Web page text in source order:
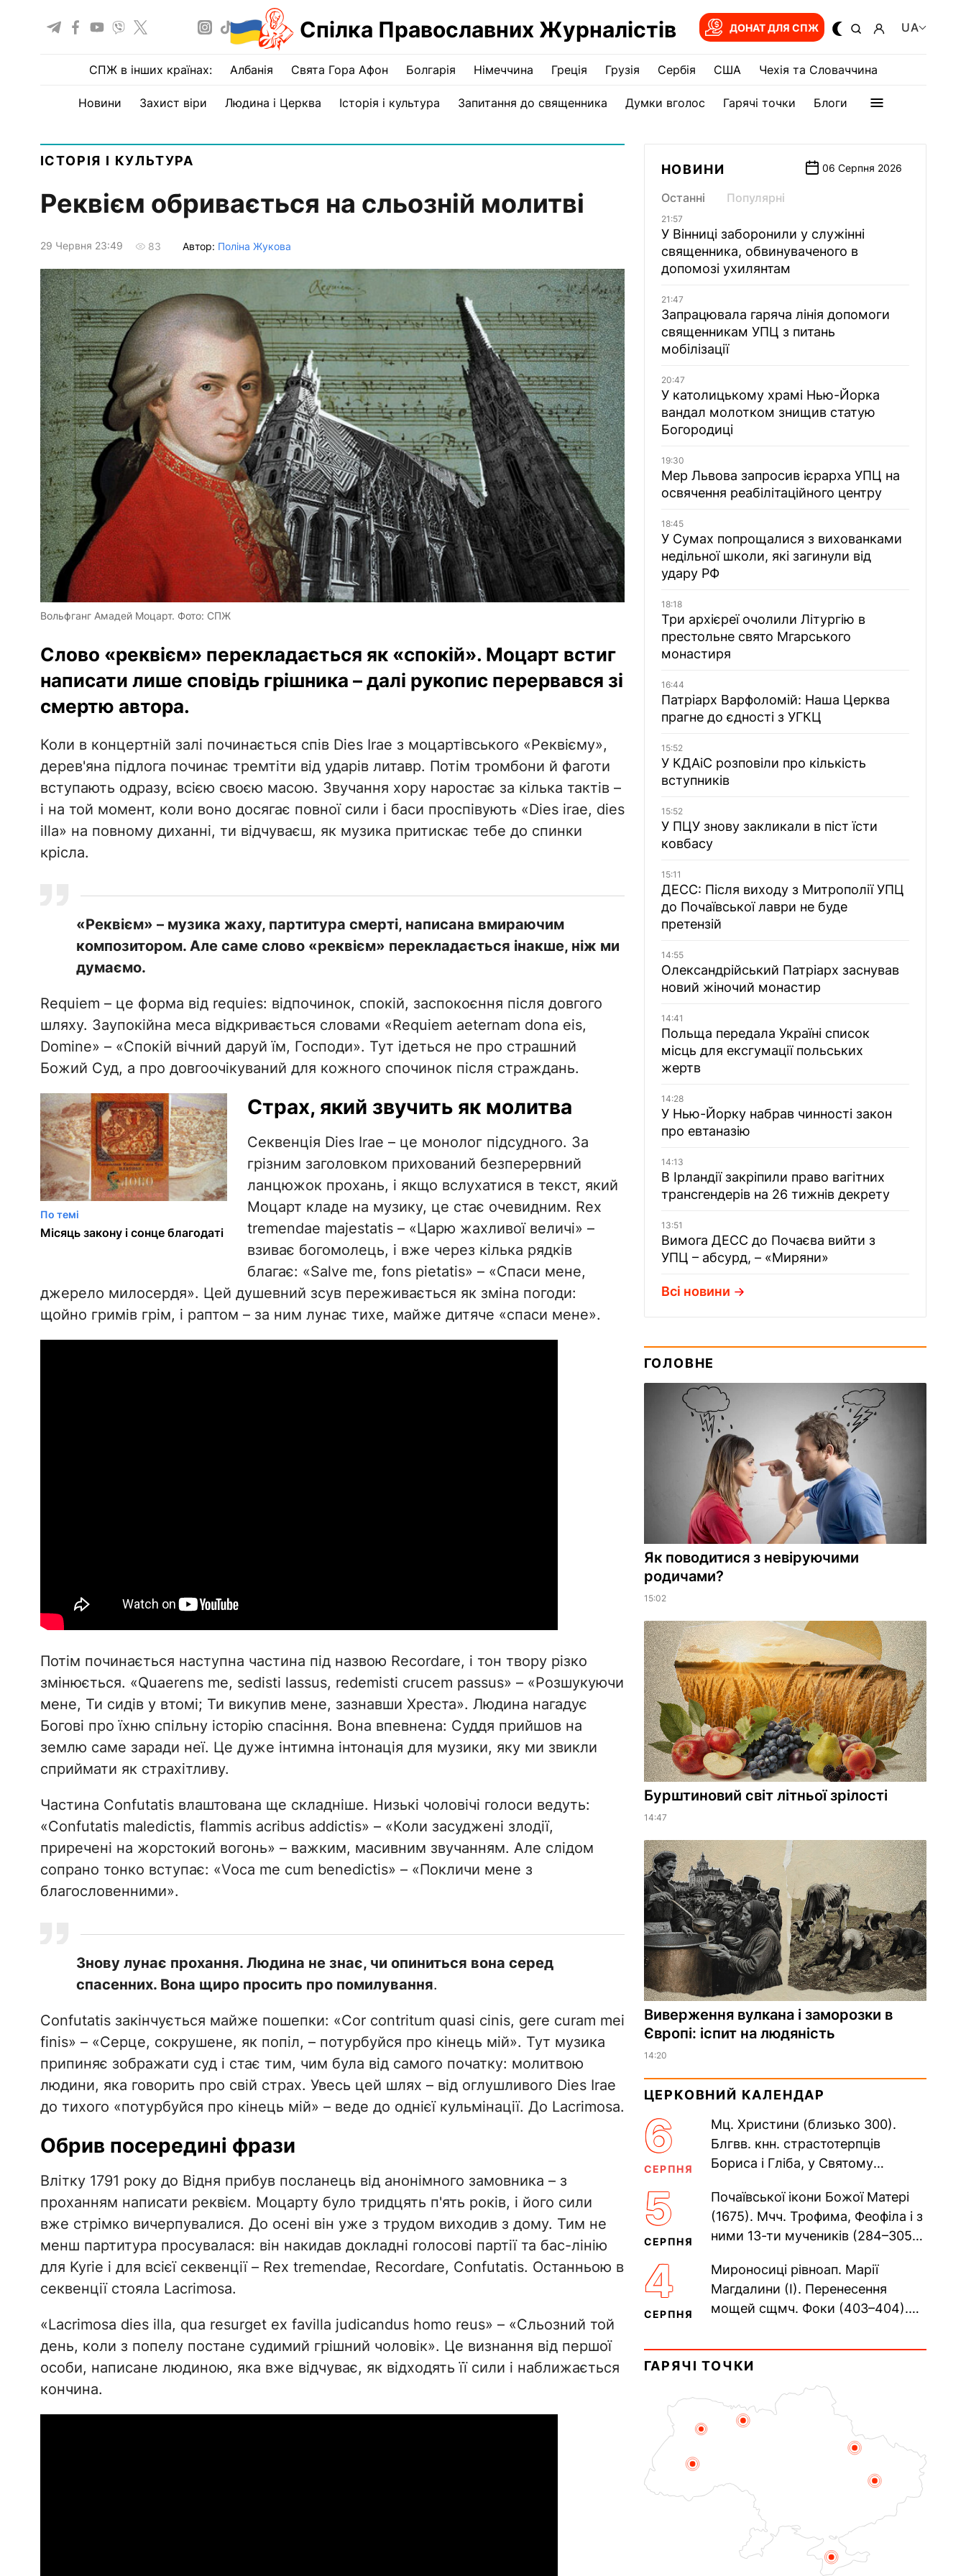
Спілка Православних Журналістів ДОНАТ ДЛЯ СПЖ UA
СПЖ в інших країнах: Албанія Свята Гора Афон Болгарія Німеччина Греція Грузія Сербія США Чехія та Словаччина
Новини Захист віри Людина і Церква Історія і культура Запитання до священника Думки вголос Гарячі точки Блоги
ІСТОРІЯ І КУЛЬТУРА
Реквієм обривається на сльозній молитві
29 Червня 23:49 83 Автор: Поліна Жукова
Вольфганг Амадей Моцарт. Фото: СПЖ
Слово «реквієм» перекладається як «спокій». Моцарт встиг
написати лише сповідь грішника – далі рукопис перервався зі
смертю автора.
Коли в концертній залі починається спів Dies Irae з моцартівського «Реквієму»,
дерев'яна підлога починає тремтіти від ударів литавр. Потім тромбони й фаготи
вступають одразу, всією своєю масою. Звучання хору наростає за кілька тактів –
і на той момент, коли воно досягає повної сили і баси проспівують «Dies irae, dies
illa» на повному диханні, ти відчуваєш, як музика притискає тебе до спинки
крісла.
«Реквієм» – музика жаху, партитура смерті, написана вмираючим
композитором. Але саме слово «реквієм» перекладається інакше, ніж ми
думаємо.
Requiem – це форма від requies: відпочинок, спокій, заспокоєння після довгого
шляху. Заупокійна меса відкривається словами «Requiem aeternam dona eis,
Domine» – «Спокій вічний даруй їм, Господи». Тут ідеться не про страшний
Божий Суд, а про довгоочікуваний для кожного спочинок після страждань.
По темі
Місяць закону і сонце благодаті
Страх, який звучить як молитва
Секвенція Dies Irae – це монолог підсудного. За
грізним заголовком прихований безперервний
ланцюжок прохань, і якщо вслухатися в текст, який
Моцарт кладе на музику, це стає очевидним. Rex
tremendae majestatis – «Царю жахливої величі» –
взиває богомолець, і вже через кілька рядків
благає: «Salve me, fons pietatis» – «Спаси мене,
джерело милосердя». Цей душевний зсув переживається як зміна погоди:
щойно гримів грім, і раптом – за ним лунає тихе, майже дитяче «спаси мене».
Потім починається наступна частина під назвою Recordare, і тон твору різко
змінюється. «Quaerens me, sedisti lassus, redemisti crucem passus» – «Розшукуючи
мене, Ти сидів у втомі; Ти викупив мене, зазнавши Хреста». Людина нагадує
Богові про їхню спільну історію спасіння. Вона впевнена: Суддя прийшов на
землю саме заради неї. Це дуже інтимна інтонація для музики, яку ми звикли
сприймати як страхітливу.
Частина Confutatis влаштована ще складніше. Низькі чоловічі голоси ведуть:
«Confutatis maledictis, flammis acribus addictis» – «Коли засуджені злодії,
приречені на жорстокий вогонь» – важким, масивним звучанням. Але слідом
сопрано тонко вступає: «Voca me cum benedictis» – «Покличи мене з
благословенними».
Знову лунає прохання. Людина не знає, чи опиниться вона серед
спасенних. Вона щиро просить про помилування.
Confutatis закінчується майже пошепки: «Cor contritum quasi cinis, gere curam mei
finis» – «Серце, сокрушене, як попіл, – потурбуйся про кінець мій». Тут музика
припиняє зображати суд і стає тим, чим була від самого початку: молитвою
людини, яка говорить про свій страх. Увесь цей шлях – від оглушливого Dies Irae
до тихого «потурбуйся про кінець мій» – веде до однієї кульмінації. До Lacrimosa.
Обрив посередині фрази
Влітку 1791 року до Відня прибув посланець від анонімного замовника – з
проханням написати реквієм. Моцарту було тридцять п'ять років, і його сили
вже стрімко вичерпувалися. До осені він уже з трудом виходив з дому. Тим не
менш партитура просувалася: він накидав докладні голосові партії та бас-лінію
для Kyrie і для всієї секвенції – Rex tremendae, Recordare, Confutatis. Останньою в
секвенції стояла Lacrimosa.
«Lacrimosa dies illa, qua resurget ex favilla judicandus homo reus» – «Сльозний той
день, коли з попелу постане судимий грішний чоловік». Це визнання від першої
особи, написане людиною, яка вже відчуває, як відходять її сили і наближається
кончина.
НОВИНИ 06 Серпня 2026
Останні Популярні
21:57
У Вінниці заборонили у служінні
священника, обвинуваченого в
допомозі ухилянтам
21:47
Запрацювала гаряча лінія допомоги
священникам УПЦ з питань
мобілізації
20:47
У католицькому храмі Нью-Йорка
вандал молотком знищив статую
Богородиці
19:30
Мер Львова запросив ієрарха УПЦ на
освячення реабілітаційного центру
18:45
У Сумах попрощалися з вихованками
недільної школи, які загинули від
удару РФ
18:18
Три архієреї очолили Літургію в
престольне свято Мгарського
монастиря
16:44
Патріарх Варфоломій: Наша Церква
прагне до єдності з УГКЦ
15:52
У КДАіС розповіли про кількість
вступників
15:52
У ПЦУ знову закликали в піст їсти
ковбасу
15:11
ДЕСС: Після виходу з Митрополії УПЦ
до Почаївської лаври не буде
претензій
14:55
Олександрійський Патріарх заснував
новий жіночий монастир
14:41
Польща передала Україні список
місць для ексгумації польських
жертв
14:28
У Нью-Йорку набрав чинності закон
про евтаназію
14:13
В Ірландії закріпили право вагітних
трансгендерів на 26 тижнів декрету
13:51
Вимога ДЕСС до Почаєва вийти з
УПЦ – абсурд, – «Миряни»
Всі новини
ГОЛОВНЕ
Як поводитися з невіруючими
родичами?
15:02
Бурштиновий світ літньої зрілості
14:47
Виверження вулкана і заморозки в
Європі: іспит на людяність
14:20
ЦЕРКОВНИЙ КАЛЕНДАР
6
СЕРПНЯ
Мц. Христини (близько 300).
Блгвв. кнн. страстотерпців
Бориса і Гліба, у Святому
Прп. Полікарпа, архімандрита...
5
СЕРПНЯ
Почаївської ікони Божої Матері
(1675). Мчч. Трофима, Феофіла і з
ними 13-ти мучеників (284–305).
Равенійського (близько 75)....
4
СЕРПНЯ
Мироносиці рівноап. Марії
Магдалини (I). Перенесення
мощей сщмч. Фоки (403–404).
(1693). Сщмч. Михаїла
Накарякова...
ГАРЯЧІ ТОЧКИ